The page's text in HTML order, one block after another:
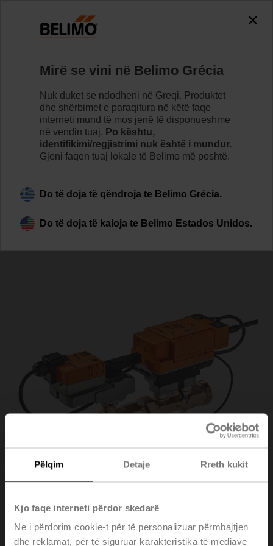
Pëlqim Detaje Rreth kukit
Kjo faqe interneti përdor skedarë
Ne i përdorim cookie-t për të personalizuar përmbajtjen
dhe reklamat, për të siguruar karakteristika të mediave
accessing the absolute URL
"https://www.belimo.com/gr/sq_AL/~mgnlArea=outdated~".
https://www.belimo.com/gr/sq_AL/~mgnlArea=outdated~
Valvulet Belimo Energy Valve™
EV040R2+BAC
EV040R2+BAC
Mirë se vini në Belimo Grécia
Nuk duket se ndodheni në Greqi. Produktet
dhe shërbimet e paraqitura në këtë faqe
interneti mund të mos jenë të disponueshme
në vendin tuaj. Po kështu,
identifikimi/regjistrimi nuk është i mundur.
Gjeni faqen tuaj lokale të Belimo më poshtë.
Do të doja të qëndroja te Belimo Grécia.
Do të doja të kaloja te Belimo Estados Unidos.